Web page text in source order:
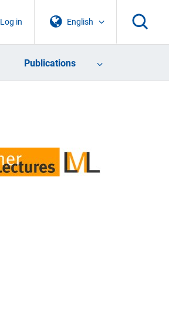
English
Log in
Publications